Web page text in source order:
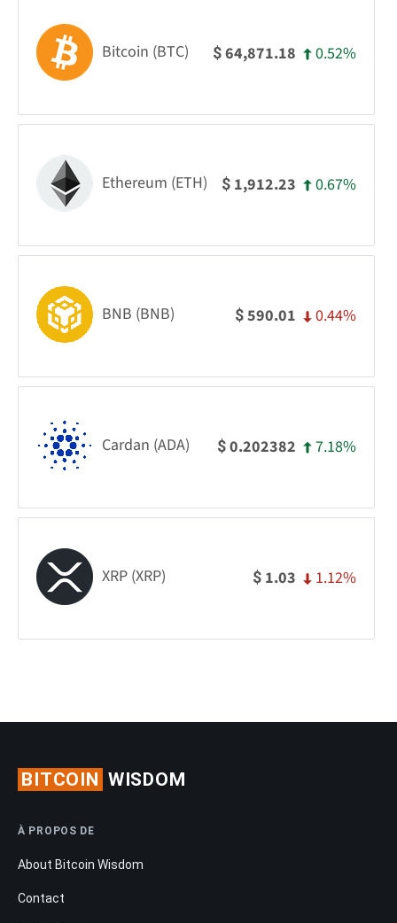
Bitcoin (BTC) $64,871.18 0.52%
Ethereum (ETH) $ 1,912.23 0.67%
BNB (BNB) $590.01 0.44%
Cardan (ADA) $0.202382 7.18%
XRP (XRP) $ 1.03 1.12%
BITCOIN WISDOM
À PROPOS DE
About Bitcoin Wisdom
Contact